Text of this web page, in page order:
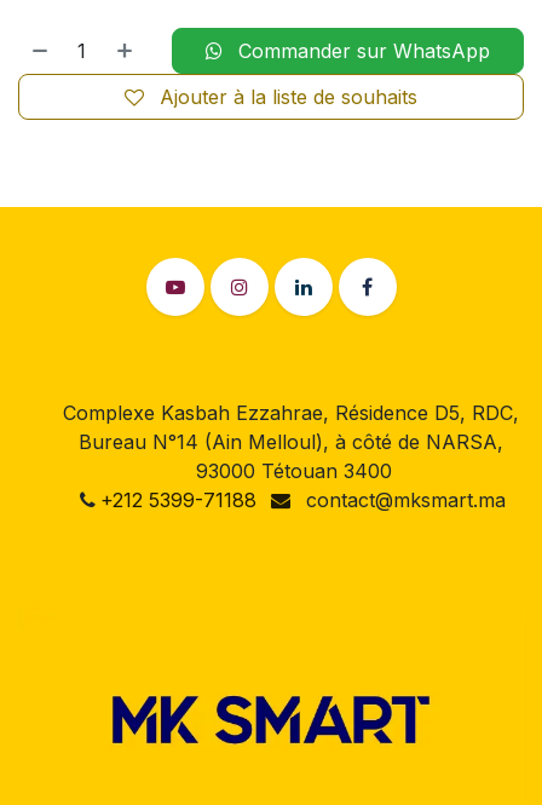
Commander sur WhatsApp
Ajouter à la liste de souhaits
Complexe Kasbah Ezzahrae, Résidence D5, RDC,
Bureau N°14 (Ain Melloul), à côté de NARSA,
93000 Tétouan 3400
+212 5399-71188
contact@mksmart.ma